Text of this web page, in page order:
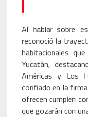
Al hablar sobre
reconoció la
habitacionales
Yucatán,
Américas y Los
confiado en la
ofrecen cumplen
que gozarán con